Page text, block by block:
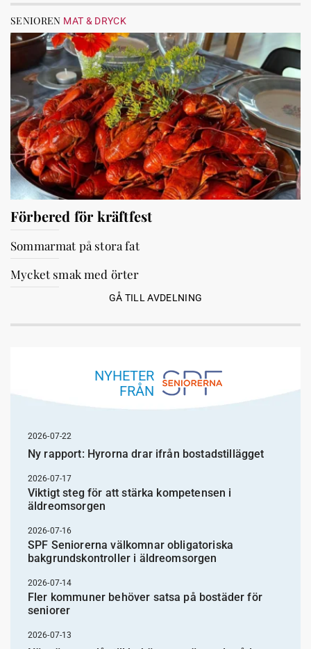
SENIOREN MAT & DRYCK
Förbered för kräftfest
Sommarmat på stora fat
Mycket smak med örter
GÅ TILL AVDELNING
NYHETER
FRÅN
2026-07-22
Ny rapport: Hyrorna drar ifrån bostadstillägget
2026-07-17
Viktigt steg för att stärka kompetensen i
äldreomsorgen
2026-07-16
SPF Seniorerna välkomnar obligatoriska
bakgrundskontroller i äldreomsorgen
2026-07-14
Fler kommuner behöver satsa på bostäder för
seniorer
2026-07-13